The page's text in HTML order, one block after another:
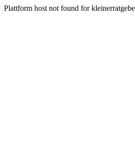
Plattform host not found for